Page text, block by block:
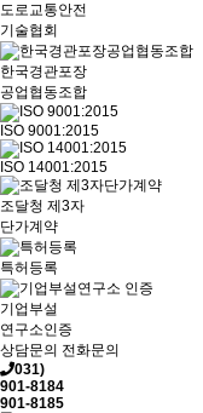
도로교통안전
기술협회
한국경관포장
공업협동조합
ISO 9001:2015
ISO 14001:2015
조달청 제3자
단가계약
특허등록
기업부설
연구소인증
상담문의 전화문의
031)
901-8184
901-8185